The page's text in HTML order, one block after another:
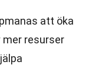
att öka
resurser